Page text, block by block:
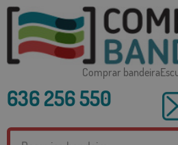
Comprar
636 256 550